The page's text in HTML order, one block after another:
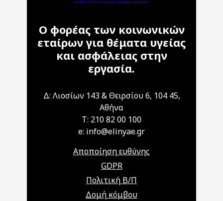
Ο φορέας των κοινωνικών
εταίρων για θέματα υγείας
και ασφάλειας στην
εργασία.
Δ: Λιοσίων 143 & Θειρσίου 6, 104 45,
Αθήνα
T: 210 82 00 100
e: info@elinyae.gr
Αποποίηση ευθύνης
GDPR
Πολιτική Β/Π
Δομή κόμβου